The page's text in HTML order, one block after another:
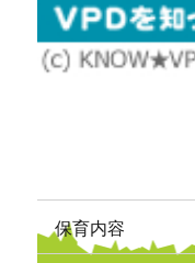
保育内容